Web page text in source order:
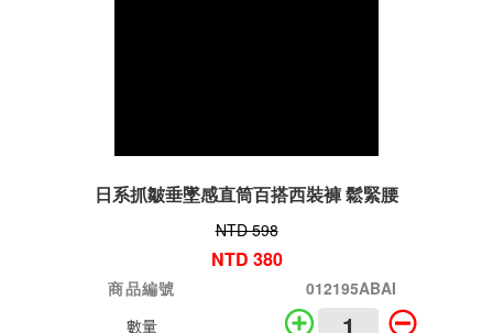
日系抓皺垂墜感直筒百搭西裝褲 鬆緊腰
NTD 598
NTD 380
商品編號
012195ABAI
數量